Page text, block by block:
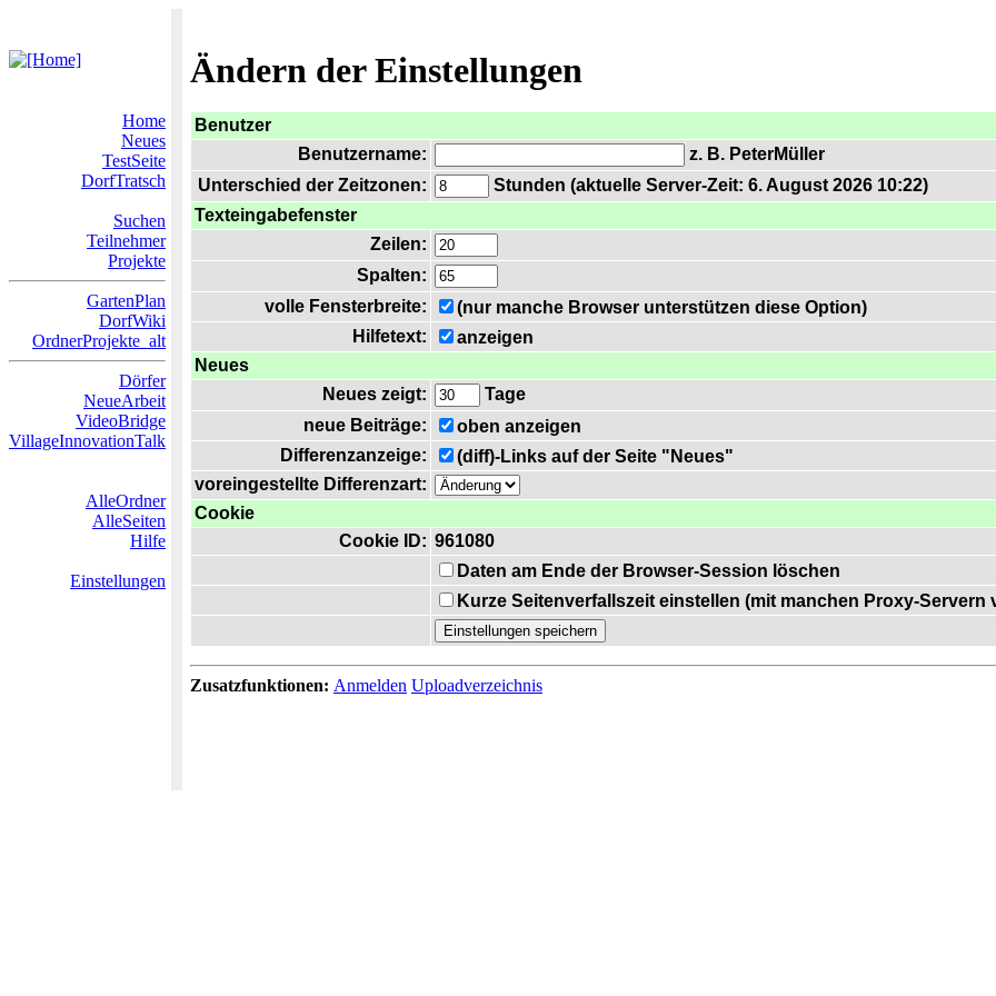
Ändern der Einstellungen
Home
Neues
TestSeite
DorfTratsch
Suchen
Teilnehmer
Projekte
GartenPlan
DorfWiki
OrdnerProjekte_alt
Dörfer
NeueArbeit
VideoBridge
VillageInnovationTalk
AlleOrdner
AlleSeiten
Hilfe
Einstellungen
Benutzer
Benutzername:
z. B. PeterMüller
Unterschied der Zeitzonen:
Stunden (aktuelle Server-Zeit: 6. August 2026 10:22)
Texteingabefenster
Zeilen:
Spalten:
volle Fensterbreite:
(nur manche Browser unterstützen diese Option)
Hilfetext:
anzeigen
Neues
Neues zeigt:
Tage
neue Beiträge:
oben anzeigen
Differenzanzeige:
(diff)-Links auf der Seite "Neues"
voreingestellte Differenzart:
Cookie
Cookie ID: 961080
Daten am Ende der Browser-Session löschen
Kurze Seitenverfallszeit einstellen (mit manchen Proxy-Servern
Zusatzfunktionen: Anmelden Uploadverzeichnis